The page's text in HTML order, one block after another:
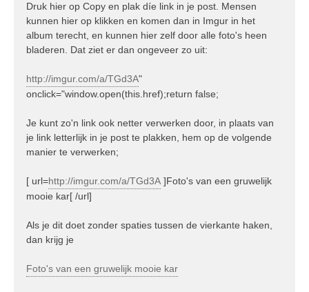
Druk hier op Copy en plak díe link in je post. Mensen
kunnen hier op klikken en komen dan in Imgur in het
album terecht, en kunnen hier zelf door alle foto's heen
bladeren. Dat ziet er dan ongeveer zo uit:
http://imgur.com/a/TGd3A"
onclick="window.open(this.href);return false;
Je kunt zo'n link ook netter verwerken door, in plaats van
je link letterlijk in je post te plakken, hem op de volgende
manier te verwerken;
[ url=http://imgur.com/a/TGd3A ]Foto's van een gruwelijk
mooie kar[ /url]
Als je dit doet zonder spaties tussen de vierkante haken,
dan krijg je
Foto's van een gruwelijk mooie kar